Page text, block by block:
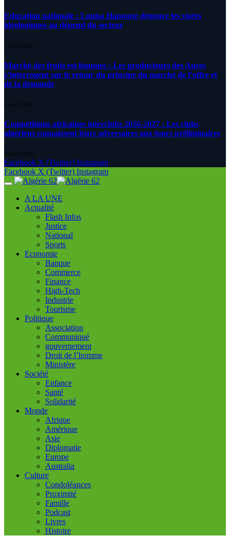
Education nationale : Louisa Hanoune dénonce les visées
idéologiques au dépend du secteur
7 AOÛT 2026
Marché des fruits est légumes : Les producteurs des Aures
s’interrogent sur le retour du principe du marché de l’offre et
de la demande
6 AOÛT 2026
Compétitions africaines interclubs 2026-2027 : Les clubs
algériens connaissent leurs adversaires aux tours préliminaires
6 AOÛT 2026
Facebook X (Twitter) Instagram
Facebook X (Twitter) Instagram
A LA UNE
Actualité
Flash Infos
Justice
National
Sports
Economie
Banque
Commerce
Finance
High-Tech
Industrie
Tourisme
Politique
Association
Communiqué
gouvernement
Droit de l’homme
Ministère
Société
Enfance
Santé
Solidarité
Monde
Afrique
Amérique
Asie
Diplomatie
Europe
Australia
Culture
Condoléances
Proximité
Famille
Podcast
Livres
Histoire